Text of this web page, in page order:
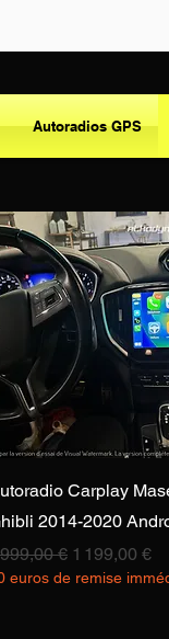
Autoradios GPS
Aperçu rapide
Carplay
2014-2020
original
€ Prix
1 199,00 €
euros de remise